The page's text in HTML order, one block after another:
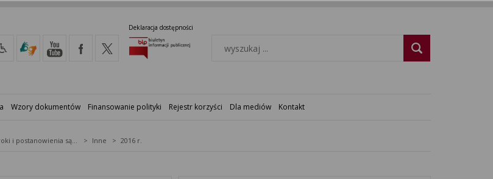
Deklaracja dostępności
Wzory dokumentów Finansowanie polityki Rejestr korzyści Dla mediów Kontakt
Wyroki i postanowienia sądów Inne 2016 r.